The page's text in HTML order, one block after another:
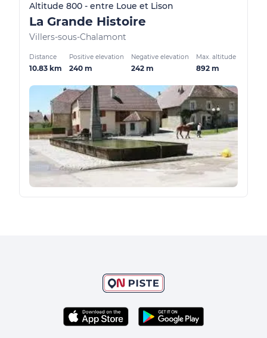
Altitude 800 - entre Loue et Lison
La Grande Histoire
Villers-sous-Chalamont
Distance
10.83 km
Positive elevation
240 m
Negative elevation
242 m
Max. altitude
892 m